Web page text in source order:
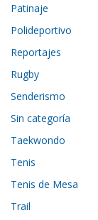
Patinaje
Polideportivo
Reportajes
Rugby
Senderismo
Sin categoría
Taekwondo
Tenis
Tenis de Mesa
Trail